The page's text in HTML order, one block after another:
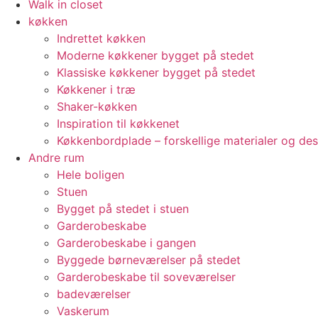
Walk in closet
køkken
Indrettet køkken
Moderne køkkener bygget på stedet
Klassiske køkkener bygget på stedet
Køkkener i træ
Shaker-køkken
Inspiration til køkkenet
Køkkenbordplade – forskellige materialer og
Andre rum
Hele boligen
Stuen
Bygget på stedet i stuen
Garderobeskabe
Garderobeskabe i gangen
Byggede børneværelser på stedet
Garderobeskabe til soveværelser
badeværelser
Vaskerum